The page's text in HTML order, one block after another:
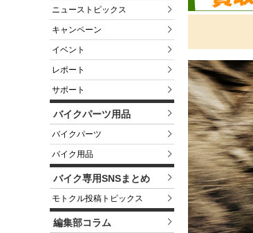
ニューストピックス
キャンペーン
イベント
レポート
サポート
バイクパーツ用品
バイクパーツ
バイク用品
バイク専用SNSまとめ
モトクル投稿トピックス
編集部コラム